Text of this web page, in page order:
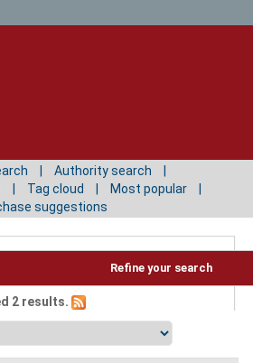
Authority search
Tag cloud
Most popular
suggestions
Refine your search
2 results.